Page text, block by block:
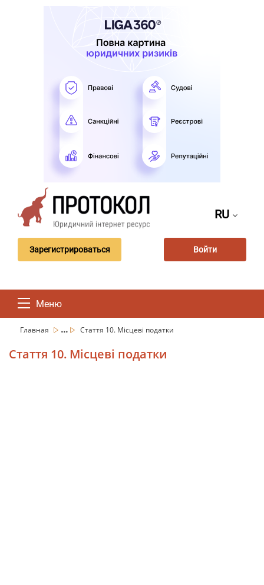
RU
Зарегистрироваться Войти
Меню
Главная ... Стаття 10. Місцеві податки
Стаття 10. Місцеві податки